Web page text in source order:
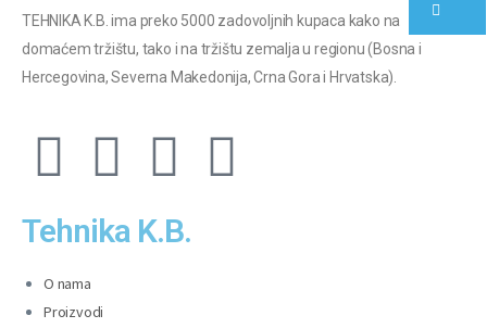
TEHNIKA K.B. ima preko 5000 zadovoljnih kupaca kako na
domaćem tržištu, tako i na tržištu zemalja u regionu (Bosna i
Hercegovina, Severna Makedonija, Crna Gora i Hrvatska).
Tehnika K.B.
O nama
Proizvodi